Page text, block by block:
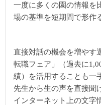
一度に多くの園の情報を
場の基準を短期間で形作
直接対話の機会を増やす
転職フェア」（過去に
績）を活用することも一
先生から生の声を直接聞
インターネット上の文字